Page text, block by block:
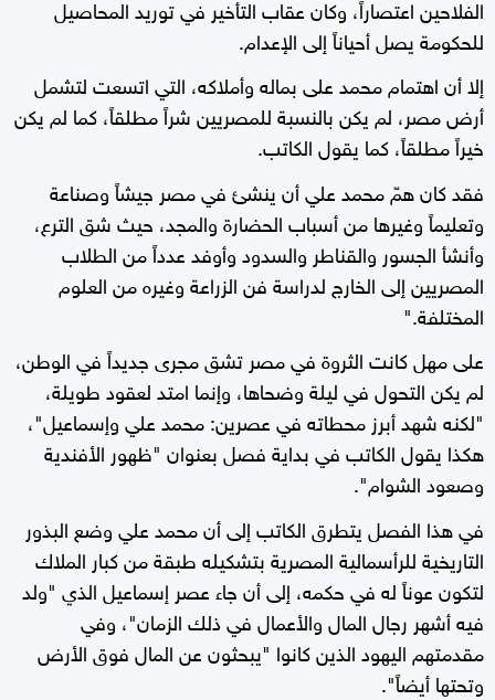
الفلاحين اعتصاراً، وكان عقاب التأخير في توريد المحاصيل
للحكومة يصل أحياناً إلى الإعدام.
إلا أن اهتمام محمد على بماله وأملاكه، التي اتسعت لتشمل
أرض مصر، لم يكن بالنسبة للمصريين شراً مطلقاً، كما لم يكن
خيراً مطلقاً، كما يقول الكاتب.
فقد كان همّ محمد علي أن ينشئ في مصر جيشاً وصناعة
وتعليماً وغيرها من أسباب الحضارة والمجد، حيث شق الترع،
وأنشأ الجسور والقناطر والسدود وأوفد عدداً من الطلاب
المصريين إلى الخارج لدراسة فن الزراعة وغيره من العلوم
المختلفة."
على مهل كانت الثروة في مصر تشق مجرى جديداً في الوطن،
لم يكن التحول في ليلة وضحاها، وإنما امتد لعقود طويلة،
"لكنه شهد أبرز محطاته في عصرين: محمد علي وإسماعيل"،
هكذا يقول الكاتب في بداية فصل بعنوان "ظهور الأفندية
وصعود الشوام".
في هذا الفصل يتطرق الكاتب إلى أن محمد علي وضع البذور
التاريخية للرأسمالية المصرية بتشكيله طبقة من كبار الملاك
لتكون عوناً له في حكمه، إلى أن جاء عصر إسماعيل الذي "ولد
فيه أشهر رجال المال والأعمال في ذلك الزمان"، وفي
مقدمتهم اليهود الذين كانوا "يبحثون عن المال فوق الأرض
وتحتها أيضاً".